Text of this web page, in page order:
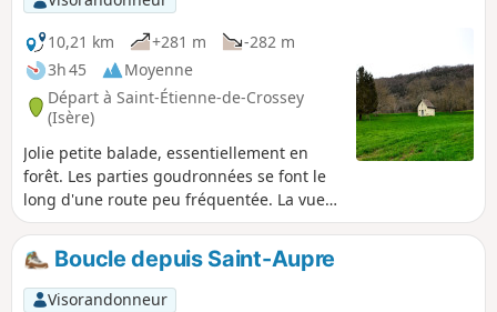
impressionnante en mars/avril avec son fort débit d'eau dû
aux fontes des neiges.
10,21 km
+281 m
-282 m
3h 45
Moyenne
Départ à Saint-Étienne-de-Crossey
(Isère)
Jolie petite balade, essentiellement en
forêt. Les parties goudronnées se font le
long d'une route peu fréquentée. La vue
depuis le rocher de la Garde est très
agréable.Boucle depuis Saint-Aupre
Visorandonneur